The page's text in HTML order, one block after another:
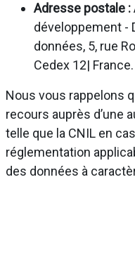
Adresse postale :
développement -
données, 5, rue
Cedex 12| France.
Nous vous rappelons
recours auprès d’une
telle que la CNIL en
réglementation
des données à